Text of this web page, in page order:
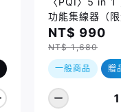
功能集線器（限
U988 class
記憶卡 64GB，
NT$ 990
NT$ 1,680
一般商品 贈
1